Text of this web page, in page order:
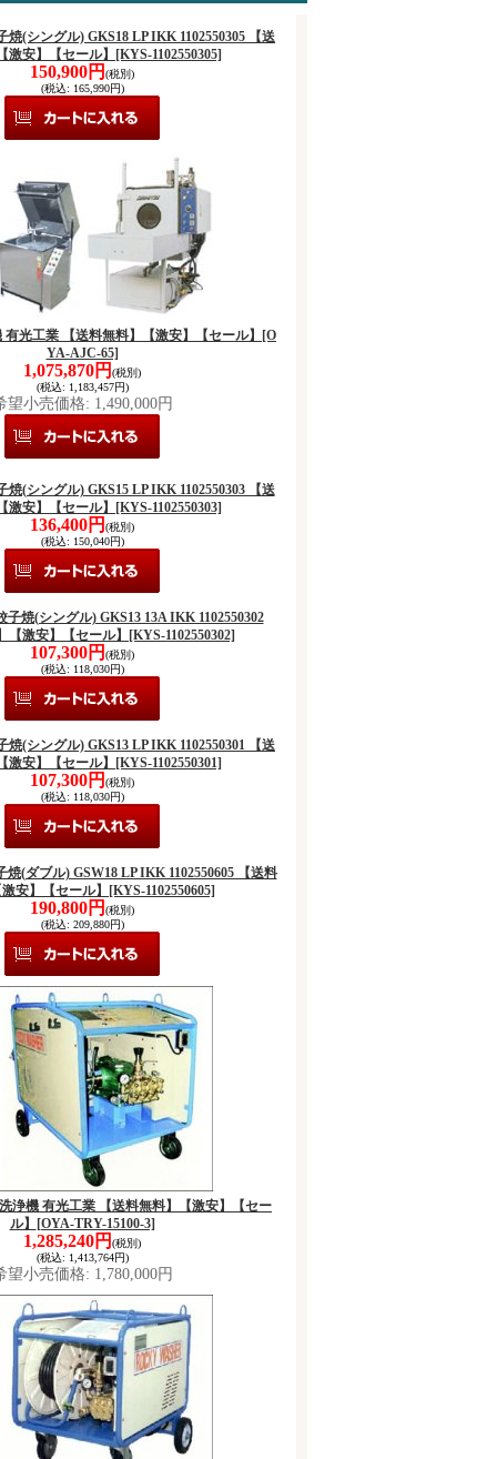
焼(シングル) GKS18 LP IKK 1102550305 【送
激安】【セール】
[KYS-1102550305]
150,900円 (税別)
(税込: 165,990円)
光工業 【送料無料】【激安】【セール】
[O
YA-AJC-65]
1,075,870円 (税別)
(税込: 1,183,457円)
望小売価格: 1,490,000円
焼(シングル) GKS15 LP IKK 1102550303 【送
激安】【セール】
[KYS-1102550303]
136,400円 (税別)
(税込: 150,040円)
焼(シングル) GKS13 13A IKK 1102550302
【激安】【セール】
[KYS-1102550302]
107,300円 (税別)
(税込: 118,030円)
焼(シングル) GKS13 LP IKK 1102550301 【送
激安】【セール】
[KYS-1102550301]
107,300円 (税別)
(税込: 118,030円)
(ダブル) GSW18 LP IKK 1102550605 【送料
安】【セール】
[KYS-1102550605]
190,800円 (税別)
(税込: 209,880円)
浄機 有光工業 【送料無料】【激安】【セー
ル】
[OYA-TRY-15100-3]
1,285,240円 (税別)
(税込: 1,413,764円)
望小売価格: 1,780,000円